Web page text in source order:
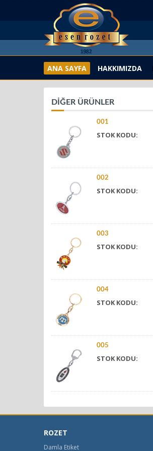
ANA SAYFA HAKKIMIZDA
DİĞER ÜRÜNLER
001
STOK KODU:
002
STOK KODU:
003
STOK KODU:
004
STOK KODU:
005
STOK KODU:
ROZET
Damla Etiket